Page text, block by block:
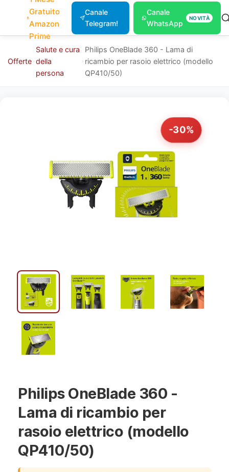
Gratuito
Amazon
Prime
Canale
Telegram!
Canale
WhatsApp
NOVITÀ
Offerte
Salute e cura
della
persona
Philips OneBlade 360 - Lama di
ricambio per rasoio elettrico (modello
QP410/50)
-30%
Philips OneBlade 360 -
Lama di ricambio per
rasoio elettrico (modello
QP410/50)